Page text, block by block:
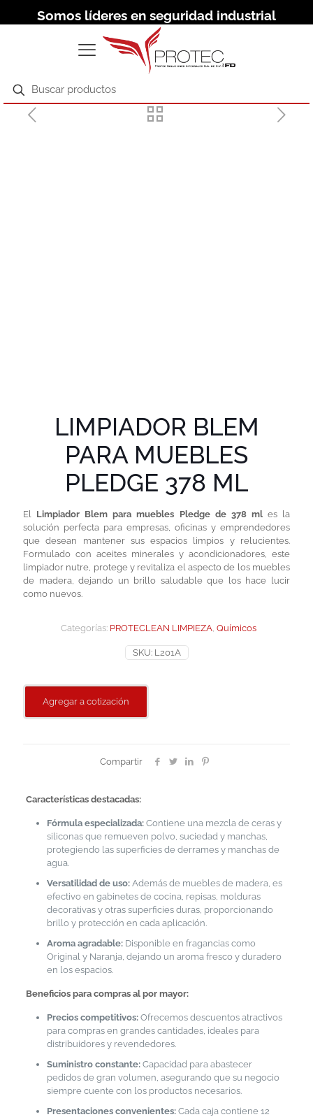
Somos líderes en seguridad industrial
LIMPIADOR BLEM
PARA MUEBLES
PLEDGE 378 ML
El Limpiador Blem para muebles Pledge de 378 mles la
solución perfecta para empresas, oficinas y emprendedores
que desean mantener sus espacios limpios y relucientes.
Formulado con aceites minerales y acondicionadores, este
limpiador nutre, protege y revitaliza el aspecto de los muebles
de madera, dejando un brillo saludable que los hace lucir
como nuevos.
SKU: L201A
Categorías: PROTECLEAN LIMPIEZA, Químicos
Agregar a cotización
Compartir
Características destacadas:
Fórmula especializada:Contiene una mezcla de ceras y
siliconas que remueven polvo, suciedad y manchas,
protegiendo las superficies de derrames y manchas de
agua.
Versatilidad de uso:Además de muebles de madera, es
efectivo en gabinetes de cocina, repisas, molduras
decorativas y otras superficies duras, proporcionando
brillo y protección en cada aplicación.
Aroma agradable:Disponible en fragancias como
Original y Naranja, dejando un aroma fresco y duradero
en los espacios.
Beneficios para compras al por mayor:
Precios competitivos:Ofrecemos descuentos atractivos
para compras en grandes cantidades, ideales para
distribuidores y revendedores.
Suministro constante:Capacidad para abastecer
pedidos de gran volumen, asegurando que su negocio
siempre cuente con los productos necesarios.
Presentaciones convenientes:Cada caja contiene 12